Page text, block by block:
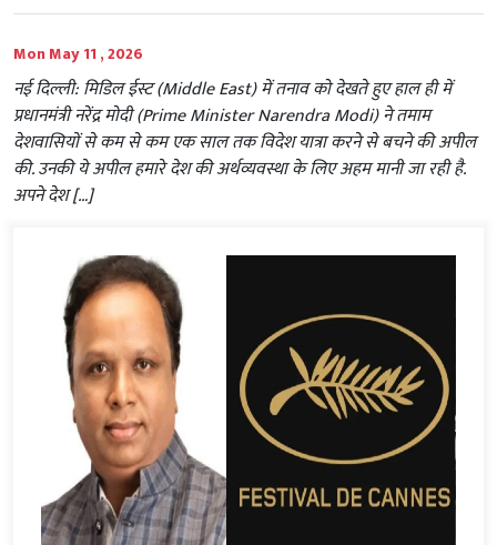
Mon May 11 , 2026
नई दिल्ली: मिडिल ईस्ट (Middle East) में तनाव को देखते हुए हाल ही में
प्रधानमंत्री नरेंद्र मोदी (Prime Minister Narendra Modi) ने तमाम
देशवासियों से कम से कम एक साल तक विदेश यात्रा करने से बचने की अपील
की. उनकी ये अपील हमारे देश की अर्थव्यवस्था के लिए अहम मानी जा रही है.
अपने देश […]